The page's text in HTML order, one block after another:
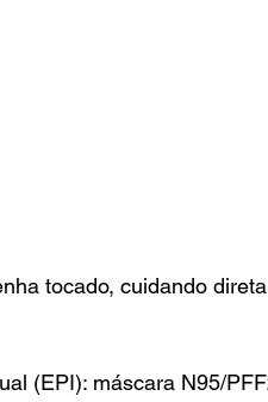
tocado, cuidando
(EPI): máscara N95/